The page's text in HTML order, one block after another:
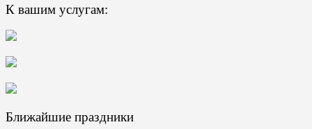
К вашим услугам:
Ближайшие праздники